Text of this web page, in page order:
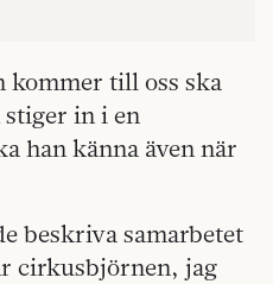
kommer till oss ska
stiger in i en
han känna även när
beskriva samarbetet
cirkusbjörnen, jag